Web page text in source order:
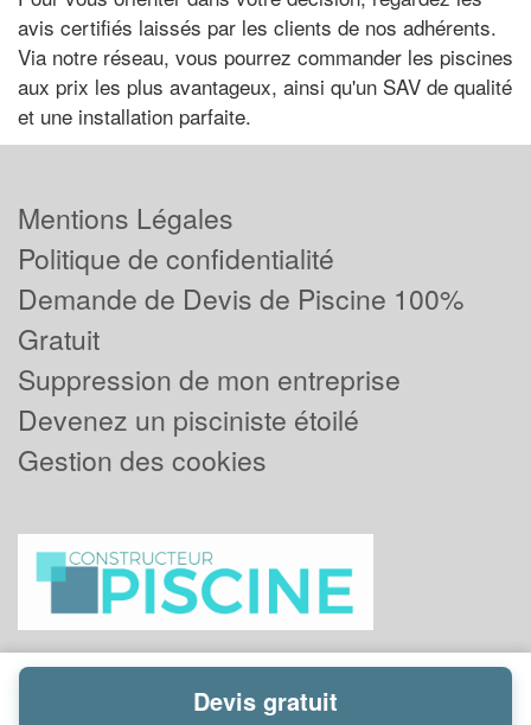
avis certifiés laissés par les clients de nos adhérents.
Via notre réseau, vous pourrez commander les piscines
aux prix les plus avantageux, ainsi qu'un SAV de qualité
et une installation parfaite.
Mentions Légales
Politique de confidentialité
Demande de Devis de Piscine 100%
Gratuit
Suppression de mon entreprise
Devenez un pisciniste étoilé
Gestion des cookies
Powered byPlus que pro
Devis gratuit